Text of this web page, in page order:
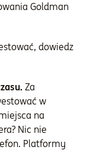
Goldman
dowiedz
Za
w
na
Nic nie
Platformy